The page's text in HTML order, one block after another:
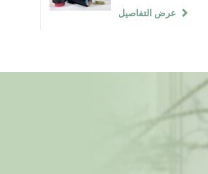
عرض التفاصيل
عارية